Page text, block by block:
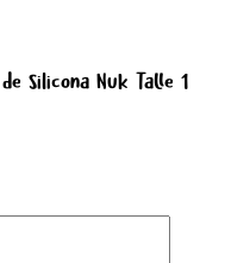
Silicona Nuk Talle 1